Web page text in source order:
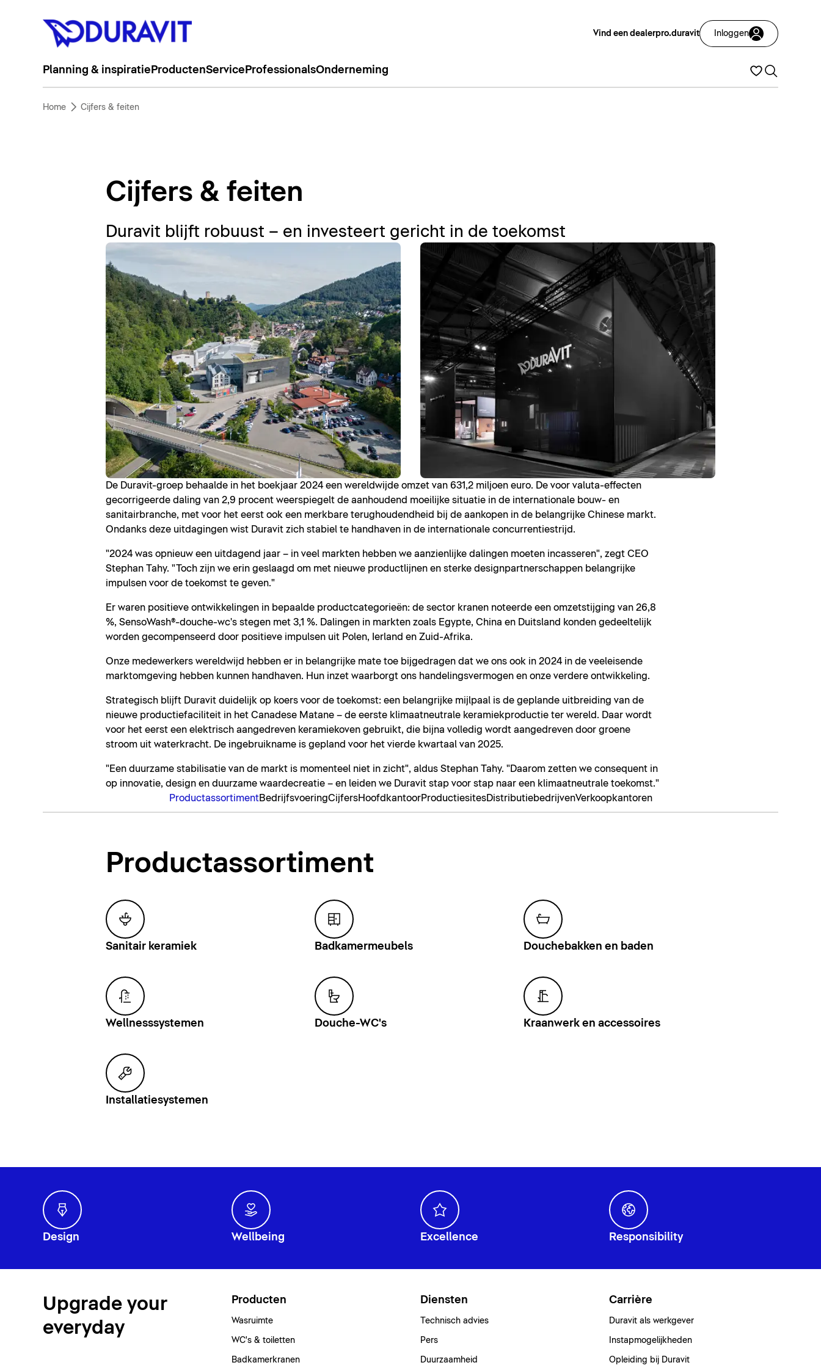
Vind een dealerpro.duravit Inloggen
Planning & inspiratie ProductenService ProfessionalsOnderneming
Home Cijfers & feiten
Cijfers & feiten
Duravit blijft robuust – en investeert gericht in de toekomst
De Duravit-groep behaalde in het boekjaar 2024 een wereldwijde omzet van 631,2 miljoen euro. De voor valuta-effecten
gecorrigeerde daling van 2,9 procent weerspiegelt de aanhoudend moeilijke situatie in de internationale bouw- en
sanitairbranche, met voor het eerst ook een merkbare terughoudendheid bij de aankopen in de belangrijke Chinese markt.
Ondanks deze uitdagingen wist Duravit zich stabiel te handhaven in de internationale concurrentiestrijd.
"2024 was opnieuw een uitdagend jaar – in veel markten hebben we aanzienlijke dalingen moeten incasseren", zegt CEO
Stephan Tahy. "Toch zijn we erin geslaagd om met nieuwe productlijnen en sterke designpartnerschappen belangrijke
impulsen voor de toekomst te geven."
Er waren positieve ontwikkelingen in bepaalde productcategorieën: de sector kranen noteerde een omzetstijging van 26,8
%, SensoWash®-douche-wc's stegen met 3,1 %. Dalingen in markten zoals Egypte, China en Duitsland konden gedeeltelijk
worden gecompenseerd door positieve impulsen uit Polen, Ierland en Zuid-Afrika.
Onze medewerkers wereldwijd hebben er in belangrijke mate toe bijgedragen dat we ons ook in 2024 in de veeleisende
marktomgeving hebben kunnen handhaven. Hun inzet waarborgt ons handelingsvermogen en onze verdere ontwikkeling.
Strategisch blijft Duravit duidelijk op koers voor de toekomst: een belangrijke mijlpaal is de geplande uitbreiding van de
nieuwe productiefaciliteit in het Canadese Matane – de eerste klimaatneutrale keramiekproductie ter wereld. Daar wordt
voor het eerst een elektrisch aangedreven keramiekoven gebruikt, die bijna volledig wordt aangedreven door groene
stroom uit waterkracht. De ingebruikname is gepland voor het vierde kwartaal van 2025.
"Een duurzame stabilisatie van de markt is momenteel niet in zicht", aldus Stephan Tahy. "Daarom zetten we consequent in
op innovatie, design en duurzame waardecreatie – en leiden we Duravit stap voor stap naar een klimaatneutrale toekomst."
ProductassortimentBedrijfsvoeringCijfersHoofdkantoorProductiesitesDistributiebedrijvenVerkoopkantoren
Productassortiment
Sanitair keramiek Badkamermeubels Douchebakken en baden
Wellnesssystemen Douche-WC's Kraanwerk en accessoires
Installatiesystemen
Design Wellbeing Excellence Responsibility
Upgrade your
everyday
Producten
Wasruimte
WC's & toiletten
Badkamerkranen
Diensten
Technisch advies
Pers
Duurzaamheid
Carrière
Duravit als werkgever
Instapmogelijkheden
Opleiding bij Duravit